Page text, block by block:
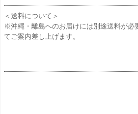
＜送料について＞
※沖縄・離島へのお届けには別途送料が必
てご案内差し上げます。